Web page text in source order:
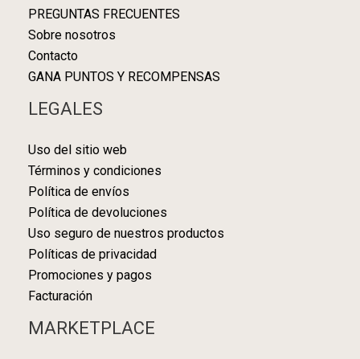
PREGUNTAS FRECUENTES
Sobre nosotros
Contacto
GANA PUNTOS Y RECOMPENSAS
LEGALES
Uso del sitio web
Términos y condiciones
Política de envíos
Política de devoluciones
Uso seguro de nuestros productos
Políticas de privacidad
Promociones y pagos
Facturación
MARKETPLACE